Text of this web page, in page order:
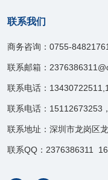
联系我们
商务咨询：0755-
联系邮箱：
联系电话：
联系电话：15112673253
联系地址：深圳市龙岗区
联系QQ：2376386311